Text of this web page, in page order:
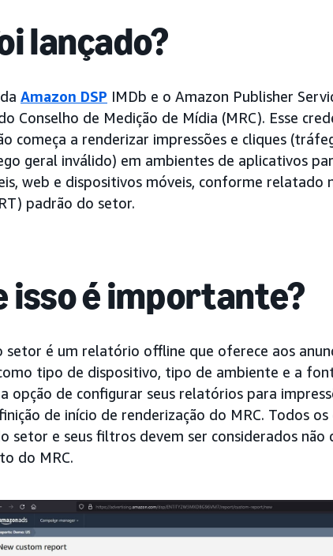
lançado?
Amazon DSP IMDb e o Amazon Publisher
Conselho de Medição de Mídia (MRC). Esse
começa a renderizar impressões e cliques
geral inválido) em ambientes de aplicativos
web e dispositivos móveis, conforme
padrão do setor.
isso é importante?
setor é um relatório offline que oferece aos
tipo de dispositivo, tipo de ambiente e a
opção de configurar seus relatórios para
de início de renderização do MRC. Todos
setor e seus filtros devem ser considerados não
do MRC.